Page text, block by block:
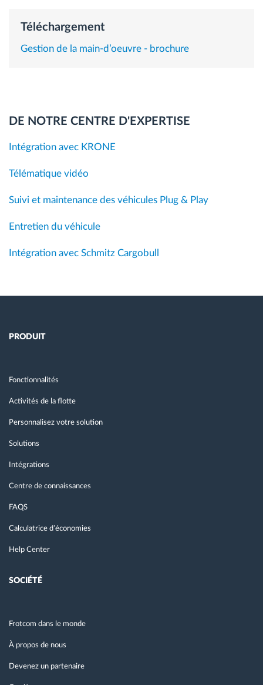
Téléchargement
Gestion de la main-d’oeuvre - brochure
DE NOTRE CENTRE D'EXPERTISE
Intégration avec KRONE
Télématique vidéo
Suivi et maintenance des véhicules Plug & Play
Entretien du véhicule
Intégration avec Schmitz Cargobull
PRODUIT
Fonctionnalités
Activités de la flotte
Personnalisez votre solution
Solutions
Intégrations
Centre de connaissances
FAQS
Calculatrice d’économies
Help Center
SOCIÉTÉ
Frotcom dans le monde
À propos de nous
Devenez un partenaire